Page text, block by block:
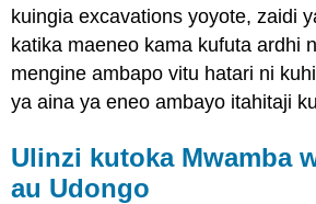
kuingia excavations yoyote, zaidi
katika maeneo kama kufuta ardhi
mengine ambapo vitu hatari ni
ya aina ya eneo ambayo itahitaji
Ulinzi kutoka Mwamba
au Udongo